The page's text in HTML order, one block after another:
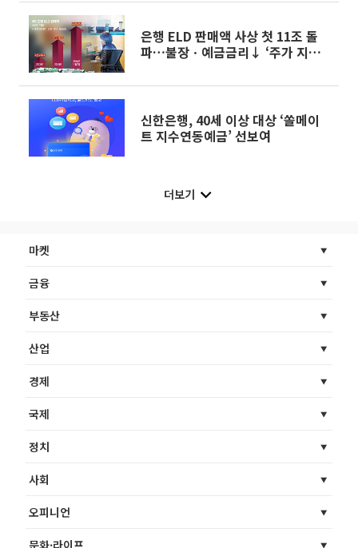
은행 ELD 판매액 사상 첫 11조 돌
파…불장ㆍ예금금리↓ ‘주가 지수
신한은행, 40세 이상 대상 ‘쏠메이
트 지수연동예금’ 선보여
더보기
마켓
금융
부동산
산업
경제
국제
정치
사회
오피니언
문화·라이프